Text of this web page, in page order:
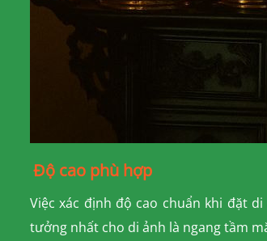
Độ cao phù hợp
Việc xác định độ cao chuẩn khi đặt
tưởng nhất cho di ảnh là ngang tầm